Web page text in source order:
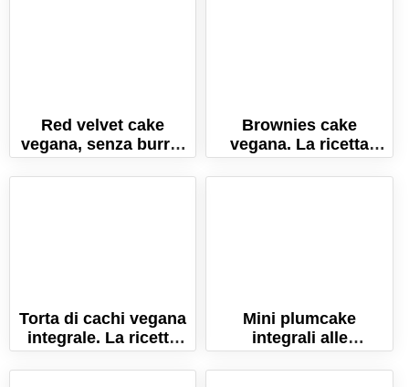
Red velvet cake
vegana, senza burro,
latte e uova!
Brownies cake
vegana. La ricetta
facile senza uova e
burro!
Torta di cachi vegana
integrale. La ricetta
facilissima con poco
zucchero!
Mini plumcake
integrali alle
albicocche e nocciole,
semplici e genuini!